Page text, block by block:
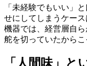
「未経験でもいい」
せにしてしまうケー
機器では、経営層自
舵を切っていたからこ
「人間味」と